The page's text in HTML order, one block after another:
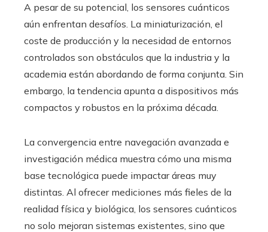
A pesar de su potencial, los sensores cuánticos
aún enfrentan desafíos. La miniaturización, el
coste de producción y la necesidad de entornos
controlados son obstáculos que la industria y la
academia están abordando de forma conjunta. Sin
embargo, la tendencia apunta a dispositivos más
compactos y robustos en la próxima década.
La convergencia entre navegación avanzada e
investigación médica muestra cómo una misma
base tecnológica puede impactar áreas muy
distintas. Al ofrecer mediciones más fieles de la
realidad física y biológica, los sensores cuánticos
no solo mejoran sistemas existentes, sino que